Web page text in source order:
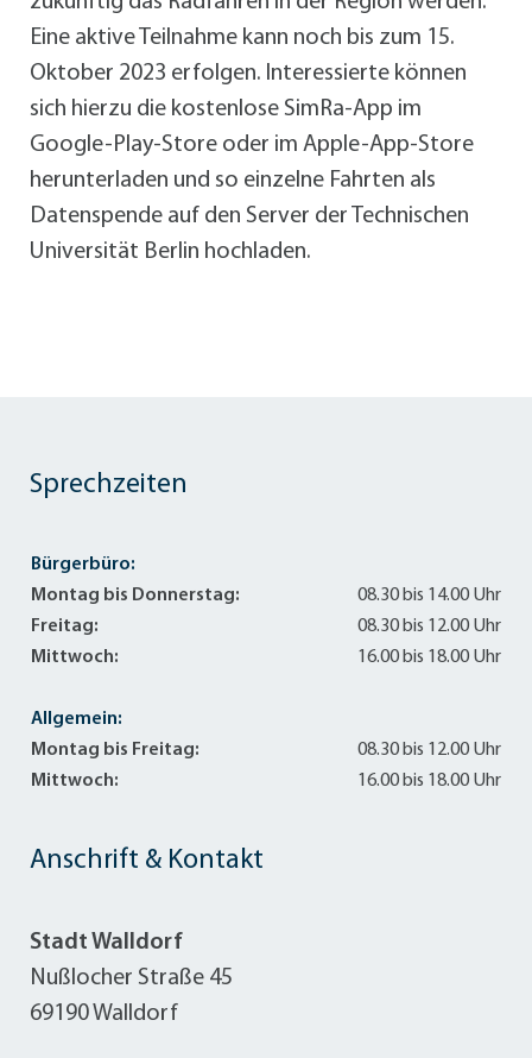
Eine aktive Teilnahme kann noch bis zum 15.
Oktober 2023 erfolgen. Interessierte können
sich hierzu die kostenlose SimRa-App im
Google-Play-Store oder im Apple-App-Store
herunterladen und so einzelne Fahrten als
Datenspende auf den Server der Technischen
Universität Berlin hochladen.
Anschrift & Kontakt
Stadt Walldorf
Nußlocher Straße 45
69190 Walldorf
Sprechzeiten
Bürgerbüro:
Montag bis Donnerstag:
08.30 bis 14.00 Uhr
Freitag:
08.30 bis 12.00 Uhr
Mittwoch:
16.00 bis 18.00 Uhr
Allgemein:
Montag bis Freitag:
08.30 bis 12.00 Uhr
Mittwoch:
16.00 bis 18.00 Uhr